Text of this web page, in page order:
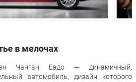
McPherson
McPherson
вентилируемые
в мелочах
Чанган Еадо — динамичный,
автомобиль, дизайн которого